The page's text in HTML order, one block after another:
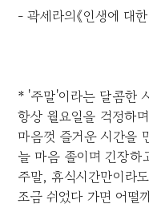
- 곽세라의《인생에 대
* '주말'이라는 달콤한
항상 월요일을 걱정하
마음껏 즐거운 시간을
늘 마음 졸이며 긴장
주말, 휴식시간만이라
조금 쉬었다 가면 어떨